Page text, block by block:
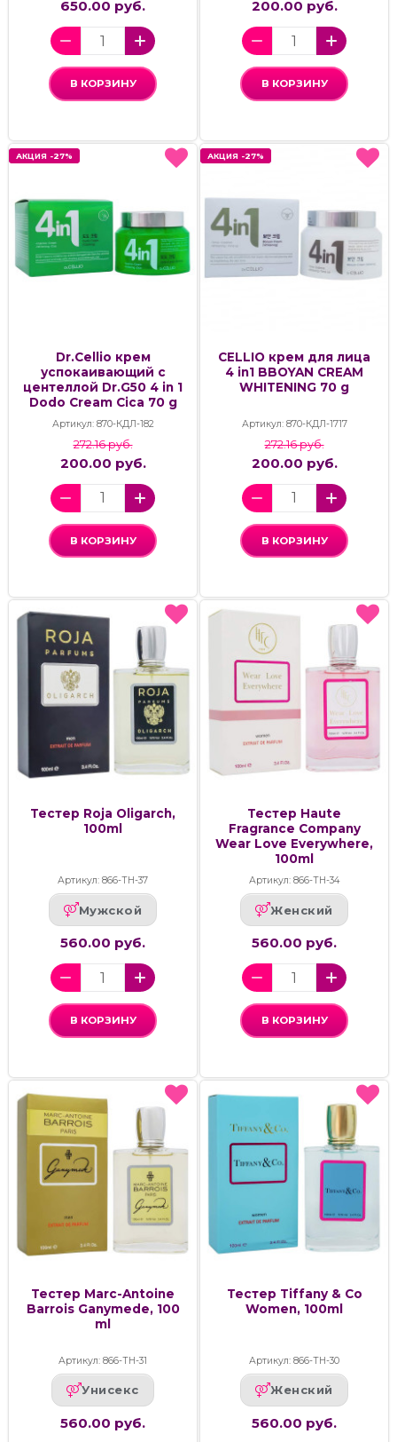
650.00 руб.
В КОРЗИНУ
200.00 руб.
В КОРЗИНУ
АКЦИЯ -27%
Dr.Cellio крем
успокаивающий с
центеллой Dr.G50 4 in 1
Dodo Cream Cica 70 g
Артикул: 870-КДЛ-182
АКЦИЯ -27%
272.16 руб.
200.00 руб.
В КОРЗИНУ
АКЦИЯ -27%
CELLIO крем для лица
4 in1 BBOYAN CREAM
WHITENING 70 g
Артикул: 870-КДЛ-1717
АКЦИЯ -27%
272.16 руб.
200.00 руб.
В КОРЗИНУ
Тестер Roja Oligarch,
100ml
Артикул: 866-ТН-37
Мужской
560.00 руб.
В КОРЗИНУ
Тестер Haute
Fragrance Company
Wear Love Everywhere,
100ml
Артикул: 866-ТН-34
Женский
560.00 руб.
В КОРЗИНУ
Тестер Marc-Antoine
Barrois Ganymede, 100
ml
Артикул: 866-ТН-31
Унисекс
560.00 руб.
Тестер Tiffany & Co
Women, 100ml
Артикул: 866-ТН-30
Женский
560.00 руб.